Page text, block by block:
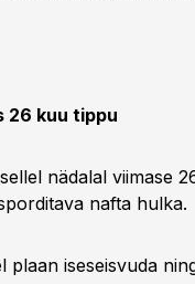
26 kuu tippu
nädalal viimase
nafta hulka.
plaan iseseisvuda